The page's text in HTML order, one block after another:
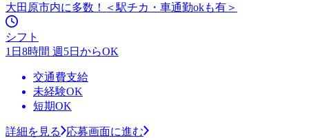
大田原市内に多数！＜駅チカ・車通勤okも有＞
シフト
1日8時間 週5日からOK
交通費支給
未経験OK
短期OK
詳細を見る
応募画面に進む